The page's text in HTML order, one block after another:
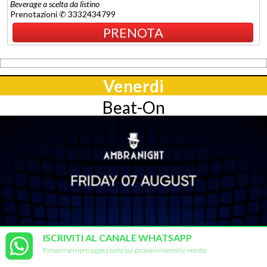
Beverage a scelta da listino
Prenotazioni ✆ 3332434799
PRENOTA
Venerdi
Beat-On
ISCRIVITI AL CANALE WHATSAPP
Rimani sempre aggiornato sui prossimi eventi e novità